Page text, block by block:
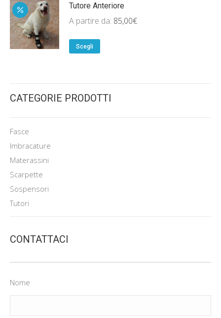
Tutore Anteriore
A partire da: 85,00€
Scegli
CATEGORIE PRODOTTI
Fasce
Imbracature
Materassini
Scarpette
Sospensori
Tutori
CONTATTACI
Nome